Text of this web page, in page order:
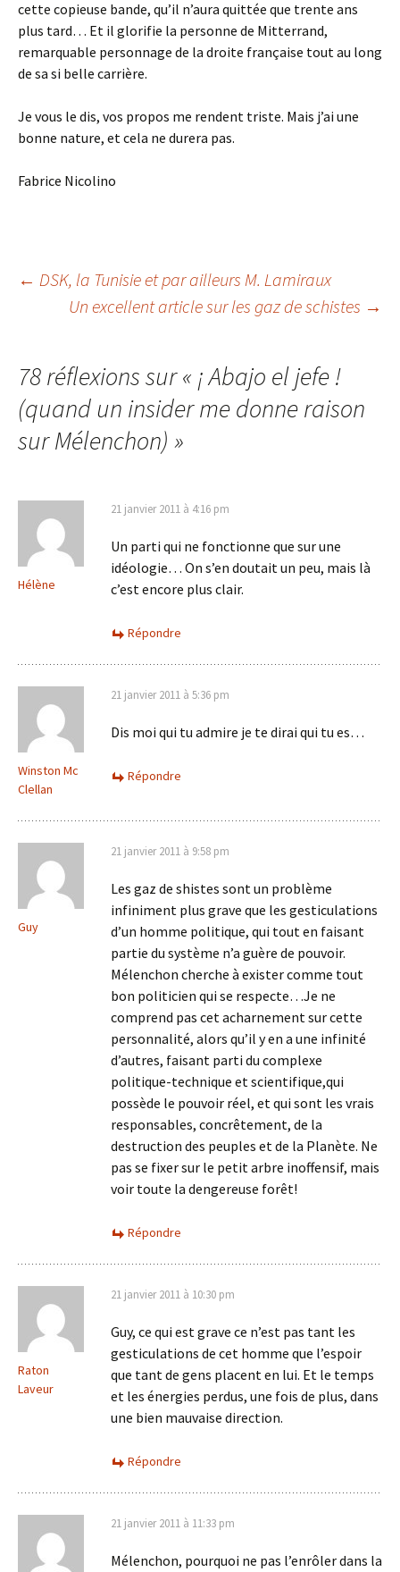
cette copieuse bande, qu’il n’aura quittée que trente ans
plus tard… Et il glorifie la personne de Mitterrand,
remarquable personnage de la droite française tout au long
de sa si belle carrière.
Je vous le dis, vos propos me rendent triste. Mais j’ai une
bonne nature, et cela ne durera pas.
Fabrice Nicolino
Navigation
articles
← DSK, la Tunisie et par ailleurs M. Lamiraux
Un excellent article sur les gaz de schistes →
78 réflexions sur « ¡ Abajo el jefe !
(quand un insider me donne raison
sur Mélenchon) »
Hélène
21 janvier 2011 à 4:16 pm
Un parti qui ne fonctionne que sur une
idéologie… On s’en doutait un peu, mais là
c’est encore plus clair.
Répondre
Winston Mc
Clellan
21 janvier 2011 à 5:36 pm
Dis moi qui tu admire je te dirai qui tu es…
Répondre
Guy
21 janvier 2011 à 9:58 pm
Les gaz de shistes sont un problème
infiniment plus grave que les gesticulations
d’un homme politique, qui tout en faisant
partie du système n’a guère de pouvoir.
Mélenchon cherche à exister comme tout
bon politicien qui se respecte…Je ne
comprend pas cet acharnement sur cette
personnalité, alors qu’il y en a une infinité
d’autres, faisant parti du complexe
politique-technique et scientifique,qui
possède le pouvoir réel, et qui sont les vrais
responsables, concrêtement, de la
destruction des peuples et de la Planète. Ne
pas se fixer sur le petit arbre inoffensif, mais
voir toute la dengereuse forêt!
Répondre
Raton
Laveur
21 janvier 2011 à 10:30 pm
Guy, ce qui est grave ce n’est pas tant les
gesticulations de cet homme que l’espoir
que tant de gens placent en lui. Et le temps
et les énergies perdus, une fois de plus, dans
une bien mauvaise direction.
Répondre
21 janvier 2011 à 11:33 pm
Mélenchon, pourquoi ne pas l’enrôler dans la